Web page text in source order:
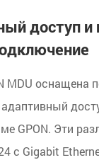
доступ и
MDU оснащена
GPON. Эти
с Gigabit